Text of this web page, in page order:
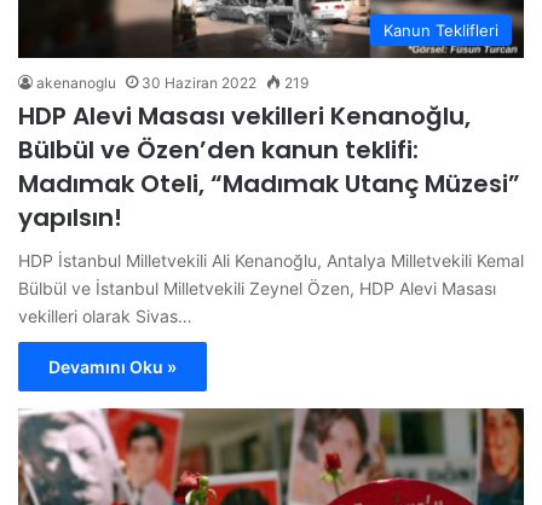
Kanun Teklifleri
akenanoglu 30 Haziran 2022 219
HDP Alevi Masası vekilleri Kenanoğlu,
Bülbül ve Özen’den kanun teklifi:
Madımak Oteli, “Madımak Utanç Müzesi”
yapılsın!
HDP İstanbul Milletvekili Ali Kenanoğlu, Antalya Milletvekili Kemal
Bülbül ve İstanbul Milletvekili Zeynel Özen, HDP Alevi Masası
vekilleri olarak Sivas…
Devamını Oku »